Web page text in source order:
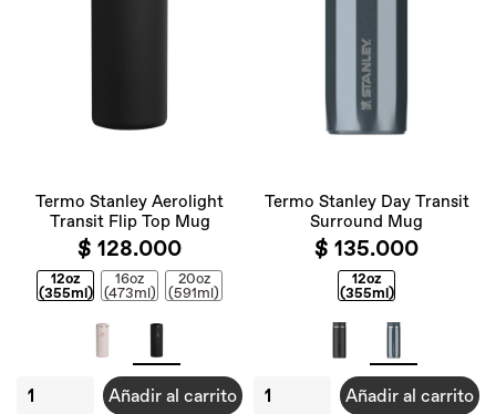
Termo Stanley Aerolight
Transit Flip Top Mug
$ 128.000
12oz
(355ml)
16oz
(473ml)
20oz
(591ml)
Añadir al carrito
Termo Stanley Day Transit
Surround Mug
$ 135.000
12oz
(355ml)
Añadir al carrito